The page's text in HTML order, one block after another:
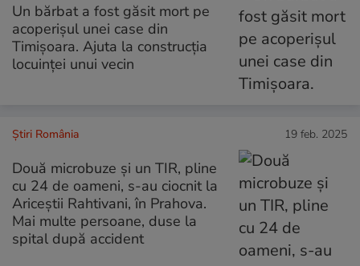
Un bărbat a fost găsit mort pe
acoperișul unei case din
Timișoara. Ajuta la construcția
locuinței unui vecin
Știri România 19 feb. 2025
Două microbuze şi un TIR, pline
cu 24 de oameni, s-au ciocnit la
Ariceştii Rahtivani, în Prahova.
Mai multe persoane, duse la
spital după accident